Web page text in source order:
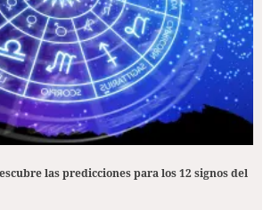
las predicciones para los 12 signos del